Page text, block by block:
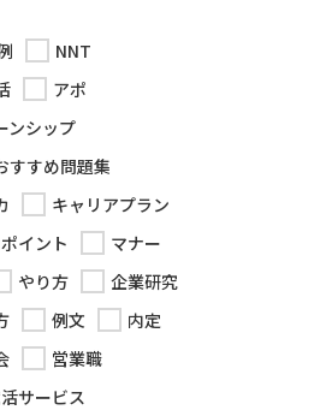
NNT
アポ
ンシップ
すすめ問題集
キャリアプラン
ポイント
マナー
やり方
企業研究
例文
内定
営業職
サービス